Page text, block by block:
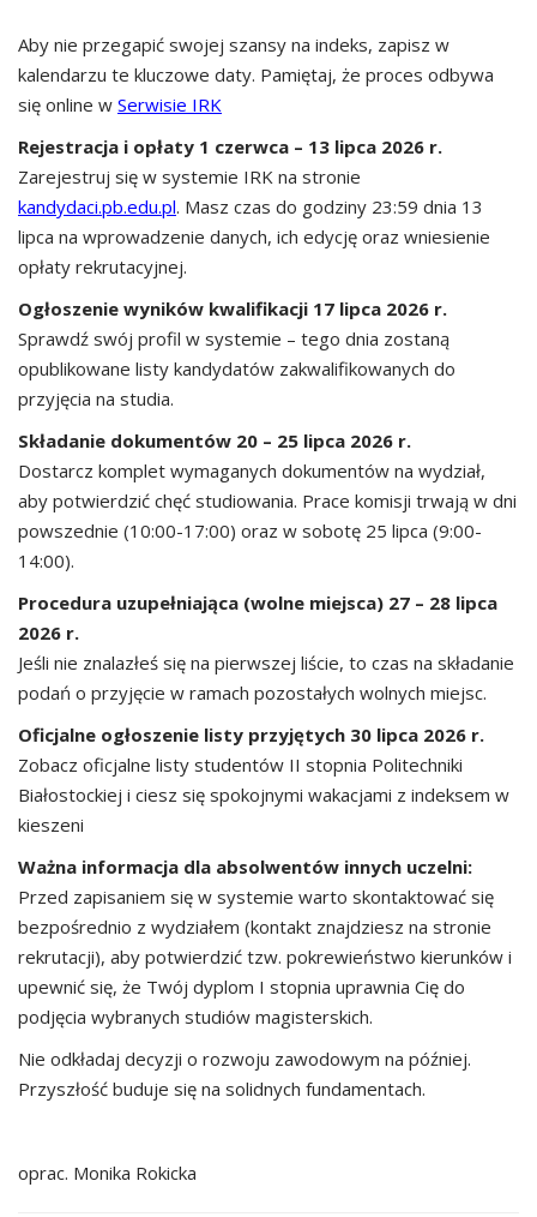
Aby nie przegapić swojej szansy na indeks, zapisz w
kalendarzu te kluczowe daty. Pamiętaj, że proces odbywa
się online w Serwisie IRK
Rejestracja i opłaty 1 czerwca – 13 lipca 2026 r.
Zarejestruj się w systemie IRK na stronie
kandydaci.pb.edu.pl. Masz czas do godziny 23:59 dnia 13
lipca na wprowadzenie danych, ich edycję oraz wniesienie
opłaty rekrutacyjnej.
Ogłoszenie wyników kwalifikacji 17 lipca 2026 r.
Sprawdź swój profil w systemie – tego dnia zostaną
opublikowane listy kandydatów zakwalifikowanych do
przyjęcia na studia.
Składanie dokumentów 20 – 25 lipca 2026 r.
Dostarcz komplet wymaganych dokumentów na wydział,
aby potwierdzić chęć studiowania. Prace komisji trwają w dni
powszednie (10:00-17:00) oraz w sobotę 25 lipca (9:00-
14:00).
Procedura uzupełniająca (wolne miejsca) 27 – 28 lipca
2026 r.
Jeśli nie znalazłeś się na pierwszej liście, to czas na składanie
podań o przyjęcie w ramach pozostałych wolnych miejsc.
Oficjalne ogłoszenie listy przyjętych 30 lipca 2026 r.
Zobacz oficjalne listy studentów II stopnia Politechniki
Białostockiej i ciesz się spokojnymi wakacjami z indeksem w
kieszeni
Ważna informacja dla absolwentów innych uczelni:
Przed zapisaniem się w systemie warto skontaktować się
bezpośrednio z wydziałem (kontakt znajdziesz na stronie
rekrutacji), aby potwierdzić tzw. pokrewieństwo kierunków i
upewnić się, że Twój dyplom I stopnia uprawnia Cię do
podjęcia wybranych studiów magisterskich.
Nie odkładaj decyzji o rozwoju zawodowym na później.
Przyszłość buduje się na solidnych fundamentach.
oprac. Monika Rokicka